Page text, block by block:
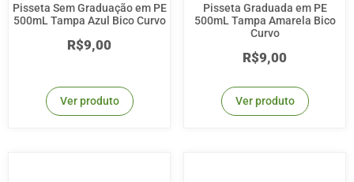
Pisseta Sem Graduação em PE
500mL Tampa Azul Bico Curvo
R$9,00
Ver produto
Pisseta Graduada em PE
500mL Tampa Amarela Bico
Curvo
R$9,00
Ver produto